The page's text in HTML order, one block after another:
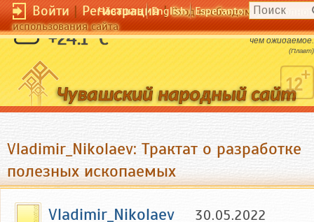
Войти|Регистрация|Вход необходим для
использования сайта
Чӑвашла English Esperanto
+24.1 °C
Неожиданное случается в жизни чаще,
чем ожидаемое.
(Плавт)
Vladimir_Nikolaev: Трактат о разработке
полезных ископаемых
Vladimir_Nikolaev
30.05.2022